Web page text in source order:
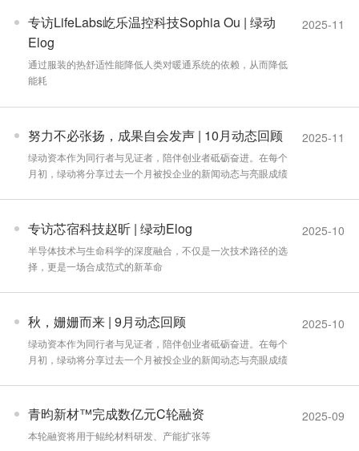
专访LifeLabs屹乐温控科技Sophia Ou | 绿动
Elog
通过服装的热舒适性能降低人类对暖通系统的依赖，从而降低
能耗
2025-11
努力不必张扬，成果自会发声 | 10月动态回顾
绿动资本作为同行者与见证者，陪伴创业者砥砺奋进。在每个
月初，绿动将分享过去一个月被投企业的新闻动态与亮眼成绩
2025-11
专访芯宿科技赵昕 | 绿动Elog
半导体技术与生命科学的深度融合，不仅是一次技术路径的选
择，更是一场合成范式的新革命
2025-10
秋，姗姗而来 | 9月动态回顾
绿动资本作为同行者与见证者，陪伴创业者砥砺奋进。在每个
月初，绿动将分享过去一个月被投企业的新闻动态与亮眼成绩
2025-10
青昀新材™完成数亿元C轮融资
本轮融资将用于鲲纶材料研发、产能扩张等
2025-09